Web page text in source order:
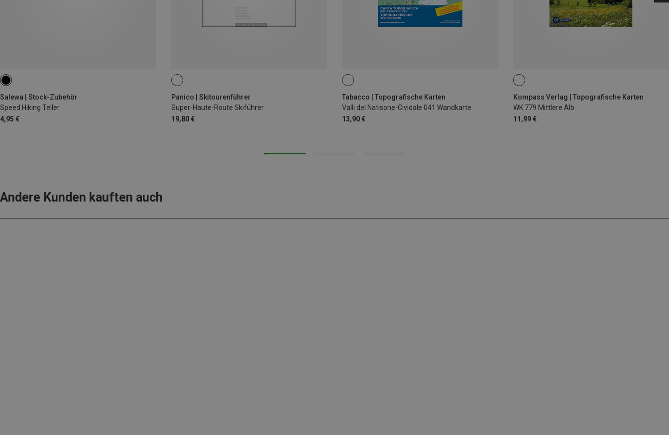
Salewa | Stock-Zubehör
Speed Hiking Teller
4,95 €
Panico | Skitourenführer
Super-Haute-Route Skiführer
19,80 €
Tabacco | Topografische Karten
Valli del Natisone-Cividale 041 Wandkarte
13,90 €
Kompass Verlag | Topografische Karten
WK 779 Mittlere Alb
11,99 €
Andere Kunden kauften auch